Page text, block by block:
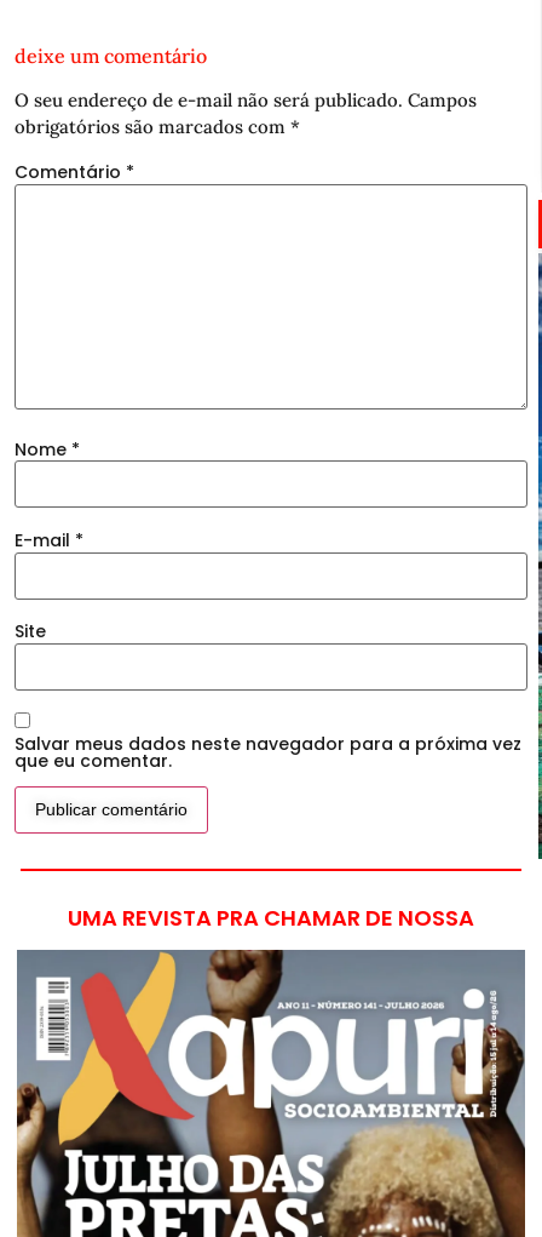
deixe um comentário
O seu endereço de e-mail não será publicado. Campos
obrigatórios são marcados com *
Comentário *
Nome *
E-mail *
Site
Salvar meus dados neste navegador para a próxima vez
que eu comentar.
UMA REVISTA PRA CHAMAR DE NOSSA